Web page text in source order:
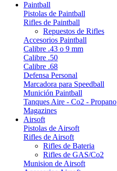
Paintball
Pistolas de Paintball
Rifles de Paintball
Repuestos de Rifles
Accesorios Paintball
Calibre .43 o 9 mm
Calibre .50
Calibre .68
Defensa Personal
Marcadora para Speedball
Munición Paintball
Tanques Aire - Co2 - Propano
Magazines
Airsoft
Pistolas de Airsoft
Rifles de Airsoft
Rifles de Bateria
Rifles de GAS/Co2
Munision de Airsoft